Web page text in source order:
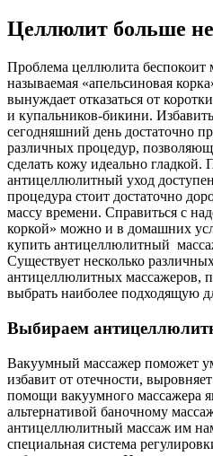
Целлюлит больше
Проблема целлюлита
называемая «апельсиновая
вынуждает отказаться от
и купальников-бикини.
сегодняшний день достаточно
различных процедур,
сделать кожу идеально
антицеллюлитный уход
процедура стоит достаточно
массу времени. Справиться с
коркой» можно и в домашних
купить антицеллюлитный
Существует несколько
антицеллюлитных массажеров,
выбрать наиболее подходящую
Выбираем
Вакуумный массажер поможет
избавит от отечности,
помощи вакуумного массажера
альтернативой баночному
антицеллюлитный массаж им
специальная система